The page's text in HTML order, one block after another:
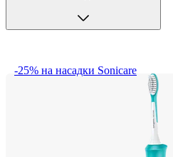
-25% на насадки Sonicare